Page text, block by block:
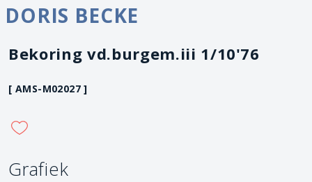
DORIS BECKE
Bekoring vd.burgem.iii 1/10'76
[ AMS-M02027 ]
Grafiek